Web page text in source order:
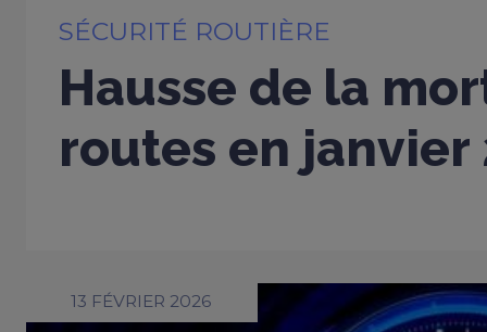
SÉCURITÉ ROUTIÈRE
Hausse de la
routes en janvier
13 FÉVRIER 2026